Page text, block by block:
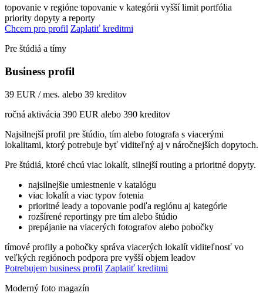
topovanie v regióne topovanie v kategórii vyšší limit portfólia
priority dopyty a reporty
Chcem pro profil Zaplatiť kreditmi
Pre štúdiá a tímy
Business profil
39 EUR / mes. alebo 39 kreditov
ročná aktivácia 390 EUR alebo 390 kreditov
Najsilnejší profil pre štúdio, tím alebo fotografa s viacerými
lokalitami, ktorý potrebuje byť viditeľný aj v náročnejších dopytoch.
Pre štúdiá, ktoré chcú viac lokalít, silnejší routing a prioritné dopyty.
najsilnejšie umiestnenie v katalógu
viac lokalít a viac typov fotenia
prioritné leady a topovanie podľa regiónu aj kategórie
rozšírené reportingy pre tím alebo štúdio
prepájanie na viacerých fotografov alebo pobočky
tímové profily a pobočky správa viacerých lokalít viditeľnosť vo
veľkých regiónoch podpora pre vyšší objem leadov
Potrebujem business profil Zaplatiť kreditmi
Moderný foto magazín